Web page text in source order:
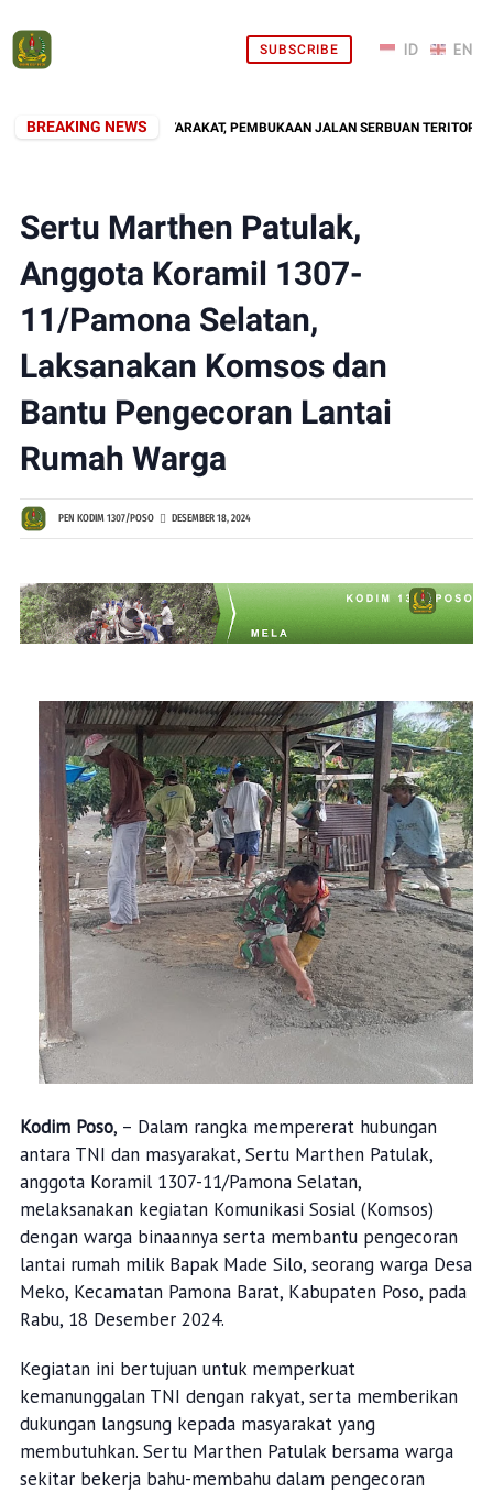
SUBSCRIBE
BREAKING NEWS
DI TENGAH MASYARAKAT, PEMBUKAAN JALAN SERBUAN TERITORIAL
Sertu Marthen Patulak,
Anggota Koramil 1307-
11/Pamona Selatan,
Laksanakan Komsos dan
Bantu Pengecoran Lantai
Rumah Warga
PEN KODIM 1307/POSO DESEMBER 18, 2024
Kodim Poso, – Dalam rangka mempererat hubungan
antara TNI dan masyarakat, Sertu Marthen Patulak,
anggota Koramil 1307-11/Pamona Selatan,
melaksanakan kegiatan Komunikasi Sosial (Komsos)
dengan warga binaannya serta membantu pengecoran
lantai rumah milik Bapak Made Silo, seorang warga Desa
Meko, Kecamatan Pamona Barat, Kabupaten Poso, pada
Rabu, 18 Desember 2024.
Kegiatan ini bertujuan untuk memperkuat
kemanunggalan TNI dengan rakyat, serta memberikan
dukungan langsung kepada masyarakat yang
membutuhkan. Sertu Marthen Patulak bersama warga
sekitar bekerja bahu-membahu dalam pengecoran